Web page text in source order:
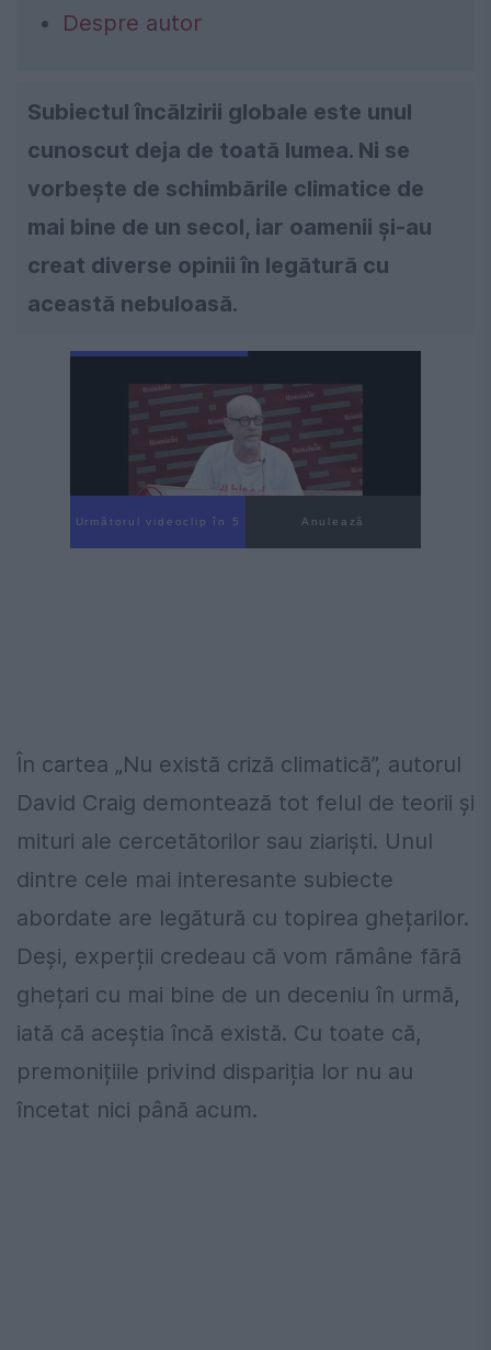
Despre autor
Subiectul încălzirii globale este unul
cunoscut deja de toată lumea. Ni se
vorbește de schimbările climatice de
mai bine de un secol, iar oamenii și-au
creat diverse opinii în legătură cu
această nebuloasă.
Următorul videoclip în 3 Anulează
În cartea „Nu există criză climatică”, autorul
David Craig demontează tot felul de teorii și
mituri ale cercetătorilor sau ziariști. Unul
dintre cele mai interesante subiecte
abordate are legătură cu topirea ghețarilor.
Deși, experții credeau că vom rămâne fără
ghețari cu mai bine de un deceniu în urmă,
iată că aceștia încă există. Cu toate că,
premonițiile privind dispariția lor nu au
încetat nici până acum.